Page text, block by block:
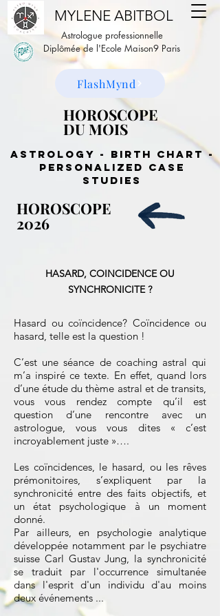
MYLENE ABITBOL
Astrologue professionnelle
Diplômée de l'Ecole Maison9 Paris
FlashMynd
HOROSCOPE
DU MOIS
HOROSCOPE
DU MOIS
Astrology - birth chart -
personalized case
studies
HOROSCOPE
2026
HOROSCOPE
2026
HASARD, COINCIDENCE OU
SYNCHRONICITE ?
Hasard ou coïncidence? Coïncidence ou
hasard, telle est la question !
C’est une séance de coaching astral qui
m’a inspiré ce texte. En effet, quand lors
d’une étude du thème astral et de transits,
vous vous rendez compte qu’il est
question d’une rencontre avec un
astrologue, vous vous dites « c’est
incroyablement juste »….
Les coïncidences, le hasard, ou les rêves
prémonitoires, s’expliquent par la
synchronicité entre des faits objectifs, et
un état psychologique à un moment
donné.
Par ailleurs, en psychologie analytique
développée notamment par le psychiatre
suisse Carl Gustav Jung, la synchronicité
se traduit par l'occurrence simultanée
dans l'esprit d'un individu d'au moins
deux événements ...